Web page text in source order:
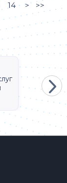
14 > >>